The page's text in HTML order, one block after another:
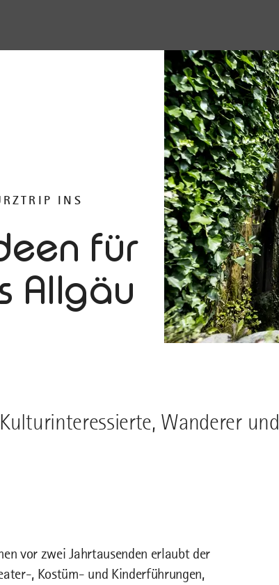
INS
für
Allgäu
Wanderer und
vor zwei Jahrtausenden erlaubt der
, Kostüm- und Kinderführungen,